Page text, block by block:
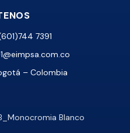
7391
– Colombia